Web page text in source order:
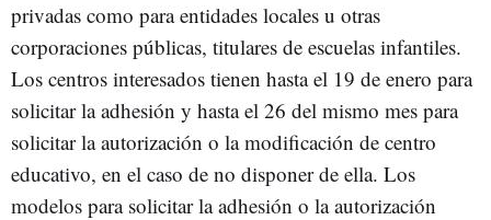
privadas como para entidades locales u otras
corporaciones públicas, titulares de escuelas infantiles.
Los centros interesados tienen hasta el 19 de enero para
solicitar la adhesión y hasta el 26 del mismo mes para
solicitar la autorización o la modificación de centro
educativo, en el caso de no disponer de ella. Los
modelos para solicitar la adhesión o la autorización